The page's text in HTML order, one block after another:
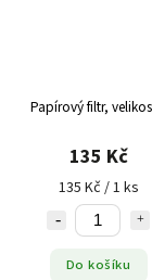
Papírový filtr, velikost L
135 Kč
135 Kč / 1 ks
Do košíku